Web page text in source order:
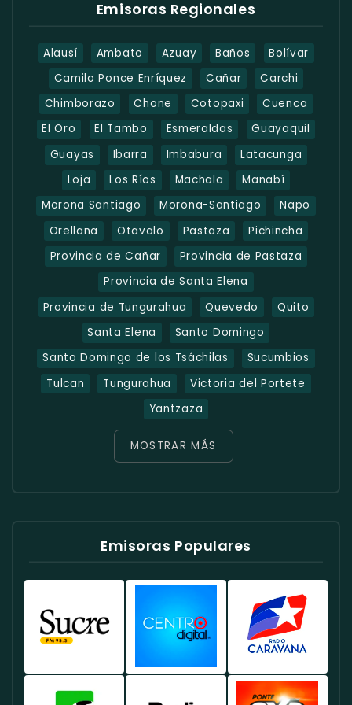
Emisoras Regionales
Alausí Ambato Azuay Baños
Bolívar
Camilo Ponce Enríquez
Cañar
Carchi
Chimborazo
Chone Cotopaxi
Cuenca
El Oro
El Tambo Esmeraldas
Guayaquil
Guayas
Ibarra Imbabura
Latacunga
Loja
Los Ríos Machala
Manabí
Morona Santiago
Morona-Santiago
Napo
Orellana
Otavalo Pastaza
Pichincha
Provincia de Cañar
Provincia de Pastaza
Provincia de Santa Elena
Provincia de Tungurahua
Quevedo
Quito
Santa Elena
Santo Domingo
Santo Domingo de los Tsáchilas
Sucumbios
Tulcan
Tungurahua
Victoria del Portete
Yantzaza
MOSTRAR MÁS
Emisoras Populares
Radio
Sucre
Radio
Radio
Caravana